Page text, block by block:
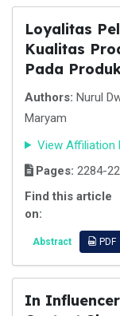
Loyalitas
Kualitas
Pada
Authors: Nurul
Maryam
View Affiliation
Pages: 2284-
Find this article
on:
Abstract PDF
In